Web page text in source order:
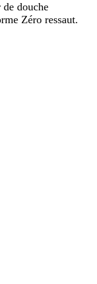
de douche
Zéro ressaut.